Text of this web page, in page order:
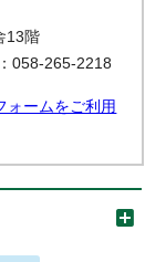
13階
058-265-2218
ォームをご利用